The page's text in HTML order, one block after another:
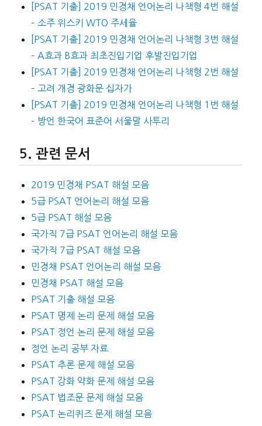
[PSAT 기출] 2019 민경채 언어논리 나책형 4번 해설
– 소주 위스키 WTO 주세율
[PSAT 기출] 2019 민경채 언어논리 나책형 3번 해설
– A효과 B효과 최초진입기업 후발진입기업
[PSAT 기출] 2019 민경채 언어논리 나책형 2번 해설
– 고려 개경 광화문 십자가
[PSAT 기출] 2019 민경채 언어논리 나책형 1번 해설
– 방언 한국어 표준어 서울말 사투리
관련 문서
2019 민경채 PSAT 해설 모음
5급 PSAT 언어논리 해설 모음
5급 PSAT 해설 모음
국가직 7급 PSAT 언어논리 해설 모음
국가직 7급 PSAT 해설 모음
민경채 PSAT 언어논리 해설 모음
민경채 PSAT 해설 모음
PSAT 기출 해설 모음
PSAT 명제 논리 문제 해설 모음
PSAT 정언 논리 문제 해설 모음
정언 논리 공부 자료
PSAT 추론 문제 해설 모음
PSAT 강화 약화 문제 해설 모음
PSAT 법조문 문제 해설 모음
PSAT 논리퀴즈 문제 해설 모음